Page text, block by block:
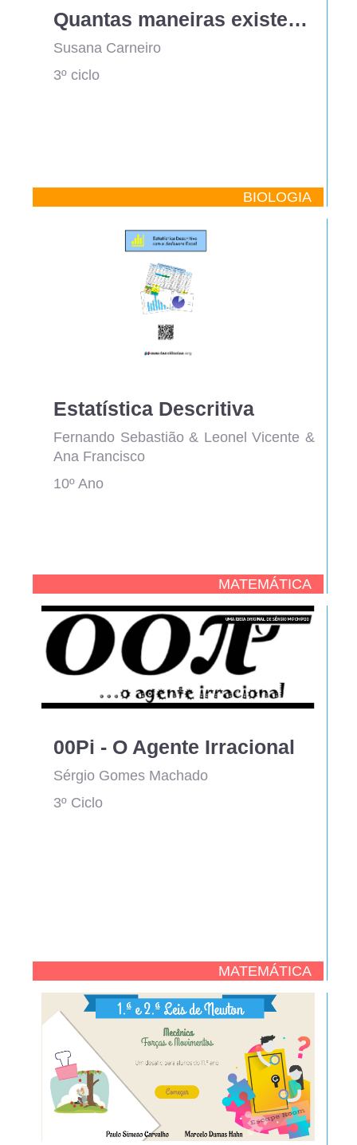
Quantas maneiras existem de extinguir o bacalhau?
Susana Carneiro
3º ciclo
BIOLOGIA
Estatística Descritiva
Fernando Sebastião & Leonel Vicente &
Ana Francisco
10º Ano
MATEMÁTICA
00Pi - O Agente Irracional
Sérgio Gomes Machado
3º Ciclo
MATEMÁTICA